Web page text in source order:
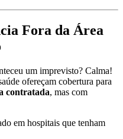
Fora da Área
um imprevisto? Calma!
ofereçam cobertura para
contratada, mas com
em hospitais que tenham